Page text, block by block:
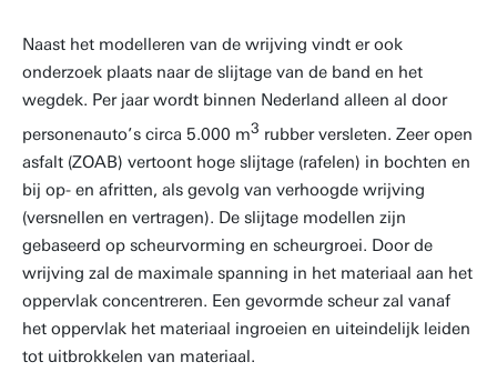
Naast het modelleren van de wrijving vindt er ook
onderzoek plaats naar de slijtage van de band en het
wegdek. Per jaar wordt binnen Nederland alleen al door
personenauto’s circa 5.000 m3 rubber versleten. Zeer open
asfalt (ZOAB) vertoont hoge slijtage (rafelen) in bochten en
bij op- en afritten, als gevolg van verhoogde wrijving
(versnellen en vertragen). De slijtage modellen zijn
gebaseerd op scheurvorming en scheurgroei. Door de
wrijving zal de maximale spanning in het materiaal aan het
oppervlak concentreren. Een gevormde scheur zal vanaf
het oppervlak het materiaal ingroeien en uiteindelijk leiden
tot uitbrokkelen van materiaal.